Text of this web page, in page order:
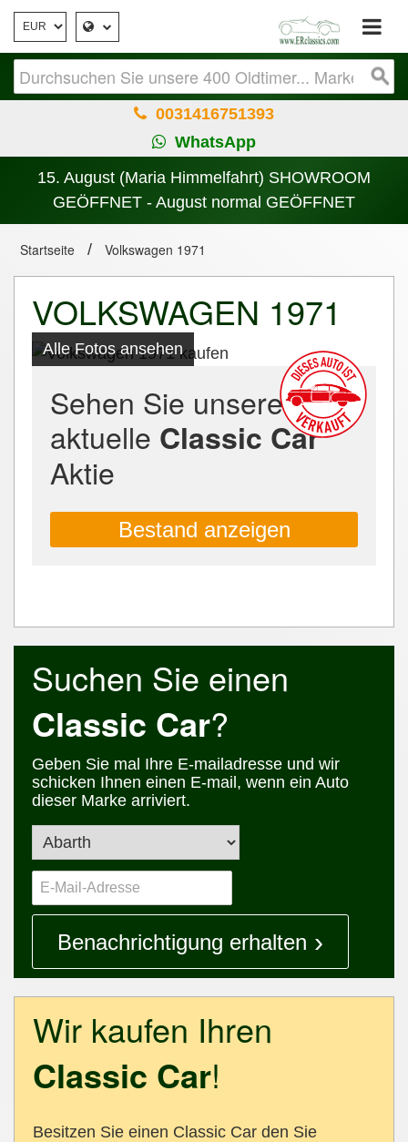
0031416751393
WhatsApp
15. August (Maria Himmelfahrt) SHOWROOM
GEÖFFNET - August normal GEÖFFNET
Startseite / Volkswagen 1971
VOLKSWAGEN 1971
Alle Fotos ansehen
Sehen Sie unsere
aktuelle Classic Car
Aktie
Bestand anzeigen
Suchen Sie einen
Classic Car?
Geben Sie mal Ihre E-mailadresse und wir
schicken Ihnen einen E-mail, wenn ein Auto
dieser Marke arriviert.
Benachrichtigung erhalten
Wir kaufen Ihren
Classic Car!
Besitzen Sie einen Classic Car den Sie